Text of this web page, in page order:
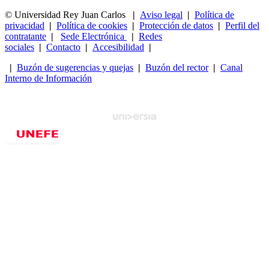
© Universidad Rey Juan Carlos
| Aviso legal | Política de
privacidad | Política de cookies | Protección de datos | Perfil del
contratante | Sede Electrónica | Redes
sociales | Contacto | Accesibilidad |
| Buzón de sugerencias y quejas | Buzón del rector| Canal
Interno de Información